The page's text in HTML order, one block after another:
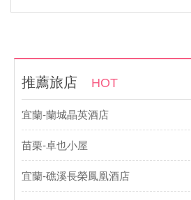
推薦旅店 HOT
宜蘭-蘭城晶英酒店
苗栗-卓也小屋
宜蘭-礁溪長榮鳳凰酒店